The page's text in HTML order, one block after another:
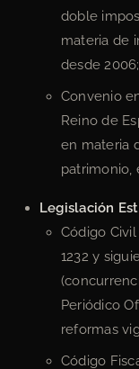
doble
materia de
desde
Convenio
Reino de
en materia
patrimonio,
Legislación
Código
1232 y
Periódico
reformas
Código